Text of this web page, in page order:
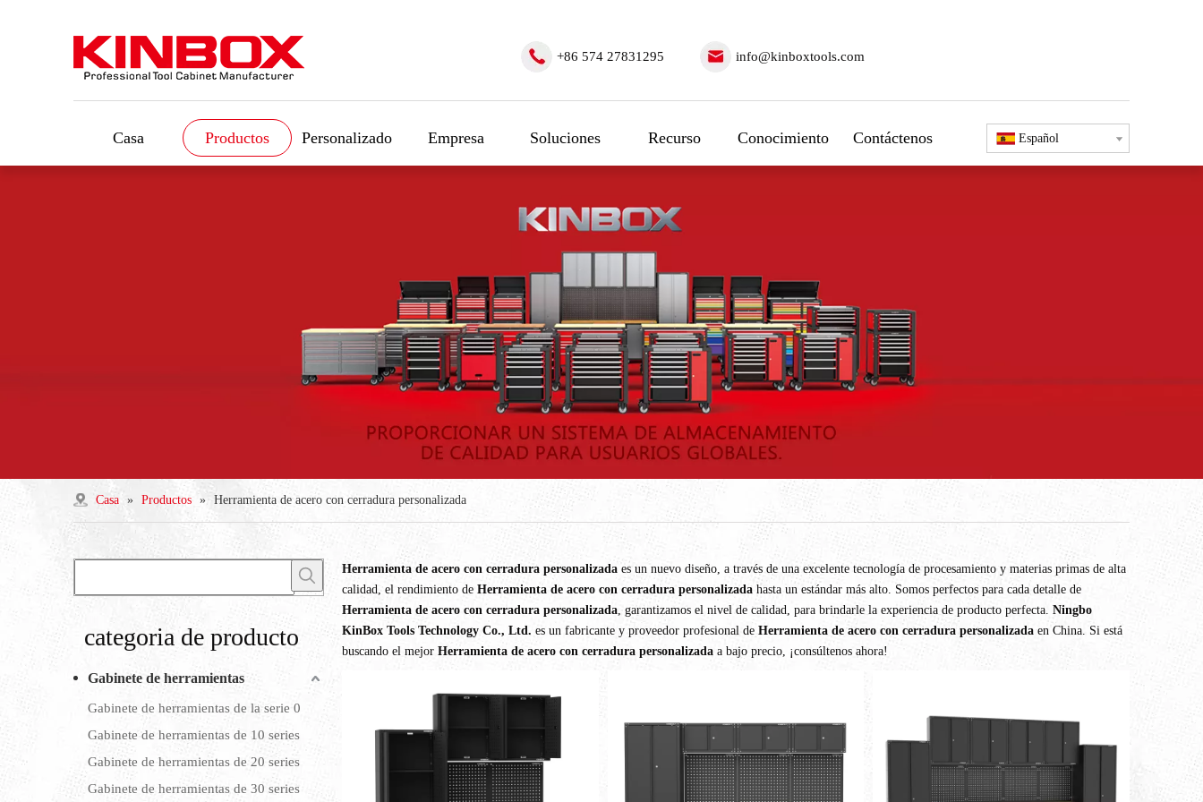
+86 574 27831295 info@kinboxtools.com
Casa Productos Personalizado Empresa Soluciones Recurso Conocimiento Contáctenos Español
Casa » Productos » Herramienta de acero con cerradura personalizada
categoria de producto
Gabinete de herramientas
Gabinete de herramientas de la serie 0
Gabinete de herramientas de 10 series
Gabinete de herramientas de 20 series
Gabinete de herramientas de 30 series
Herramienta de acero con cerradura personalizada es un nuevo diseño, a través de una excelente tecnología de procesamiento y materias primas de alta
calidad, el rendimiento de Herramienta de acero con cerradura personalizada hasta un estándar más alto. Somos perfectos para cada detalle de
Herramienta de acero con cerradura personalizada, garantizamos el nivel de calidad, para brindarle la experiencia de producto perfecta. Ningbo
KinBox Tools Technology Co., Ltd. es un fabricante y proveedor profesional de Herramienta de acero con cerradura personalizada en China. Si está
buscando el mejor Herramienta de acero con cerradura personalizada a bajo precio, ¡consúltenos ahora!